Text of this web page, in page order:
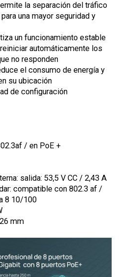
la separación del tráfico
una mayor seguridad y
un funcionamiento estable
automáticamente los
no responden
el consumo de energía y
su ubicación
de configuración
/ en PoE +
salida: 53,5 V CC / 2,43 A
compatible con 802.3 af /
8 10/100
mm